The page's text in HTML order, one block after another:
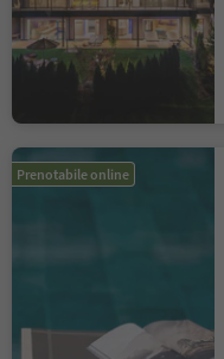
Prenotabile online